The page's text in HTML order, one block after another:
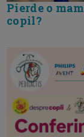
Pierde o
copil?